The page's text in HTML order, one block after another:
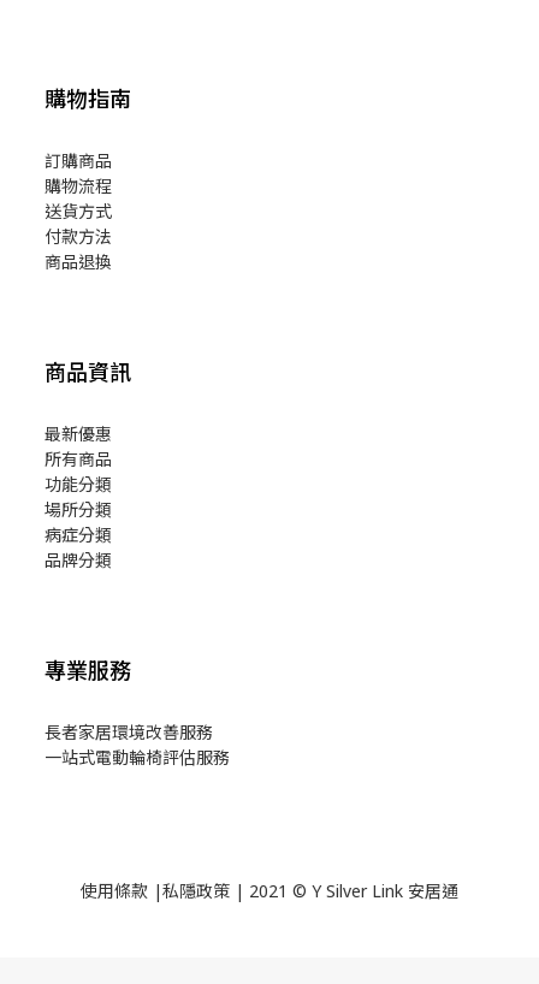
購物指南
訂購商品
購物流程
送貨方式
付款方法
商品退換
商品資訊
最新優惠
所有商品
功能分類
場所分類
病症分類
品牌分類
專業服務
長者家居環境改善服務
一站式電動輪椅評估服務
使用條款 |私隱政策 | 2021 © Y Silver Link 安居通